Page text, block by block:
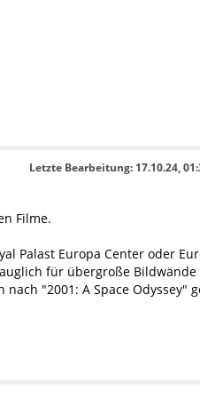
Letzte Bearbeitung: 17.10.24,
Filme.
Palast Europa Center oder
für übergroße Bildwände
"2001: A Space Odyssey"